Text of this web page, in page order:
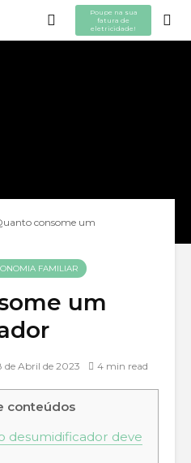
Poupe na sua
fatura de
eletricidade!
consome um
FAMILIAR
um
de Abril de 2023 4 min read
conteúdos
desumidificador deve